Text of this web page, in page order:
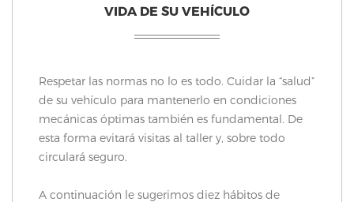
VIDA DE SU VEHÍCULO
Respetar las normas no lo es todo. Cuidar la “salud”
de su vehículo para mantenerlo en condiciones
mecánicas óptimas también es fundamental. De
esta forma evitará visitas al taller y, sobre todo
circulará seguro.
A continuación le sugerimos diez hábitos de